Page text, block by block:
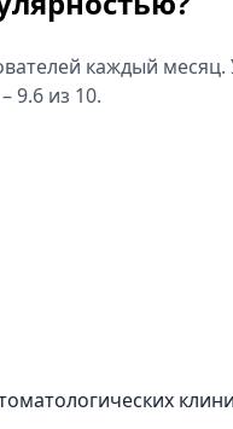
каждый
9.6 из 10.